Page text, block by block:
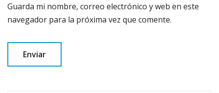
Guarda mi nombre, correo electrónico y web en este
navegador para la próxima vez que comente.